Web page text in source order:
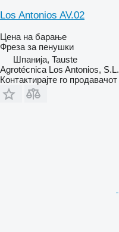
Los Antonios AV.02
Цена на барање
Фреза за пенушки
Шпанија, Tauste
Agrotécnica Los Antonios, S.L.
Контактирајте го продавачот